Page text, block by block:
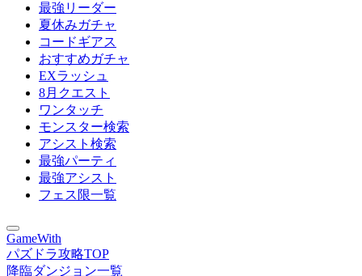
最強リーダー
夏休みガチャ
コードギアス
おすすめガチャ
EXラッシュ
8月クエスト
ワンタッチ
モンスター検索
アシスト検索
最強パーティ
最強アシスト
フェス限一覧
GameWith
パズドラ攻略TOP
降臨ダンジョン一覧